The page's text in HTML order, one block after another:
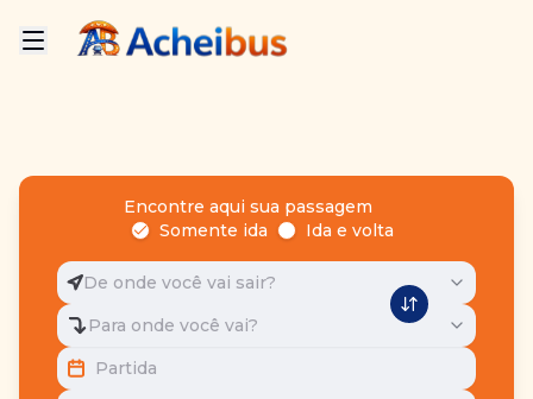
Encontre aqui sua passagem
Somente ida
Ida e volta
De onde você vai sair?
Para onde você vai?
Partida